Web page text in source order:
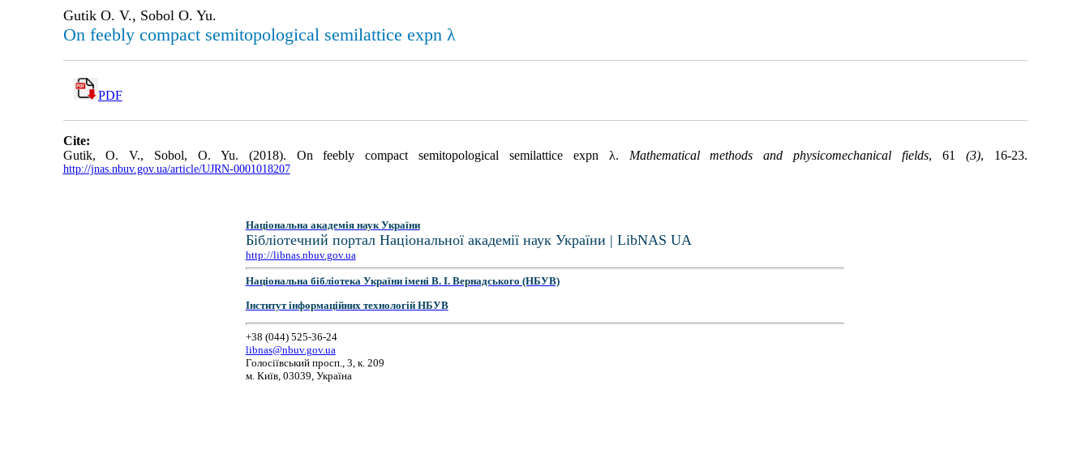
Gutik O. V., Sobol O. Yu.
On feebly compact semitopological semilattice expn λ
PDF
Cite:
Gutik, O. V., Sobol, O. Yu. (2018). On feebly compact semitopological semilattice expn λ. Mathematical methods and physicomechanical fields, 61 (3), 16-23.
http://jnas.nbuv.gov.ua/article/UJRN-0001018207
Національна академія наук України
Бібліотечний портал Національної академії наук України | LibNAS UA
http://libnas.nbuv.gov.ua
Національна бібліотека України імені В. І. Вернадського (НБУВ)
Інститут інформаційних технологій НБУВ
+38 (044) 525-36-24
libnas@nbuv.gov.ua
Голосіївський просп., 3, к. 209
м. Київ, 03039, Україна